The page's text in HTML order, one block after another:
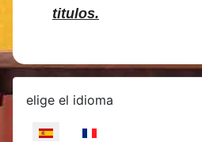
Seleccione su idioma
elige el idioma
titulos.